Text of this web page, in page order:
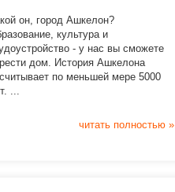
он, город Ашкелон?
культура и
- у нас вы сможете
дом. История Ашкелона
по меньшей мере 5000
...
читать полностью »